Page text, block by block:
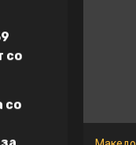
со
со